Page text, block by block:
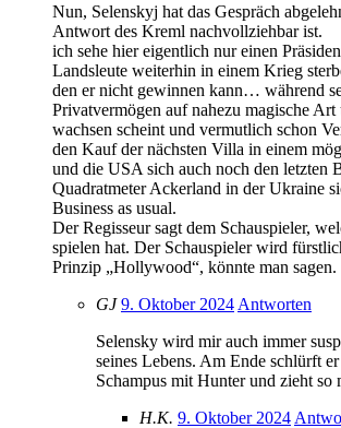
Nun, Selenskyj hat das Gespräch
Antwort des Kreml nachvollziehbar ist.
ich sehe hier eigentlich nur einen
Landsleute weiterhin in einem Krieg
den er nicht gewinnen kann… während
Privatvermögen auf nahezu magische Art
wachsen scheint und vermutlich schon
den Kauf der nächsten Villa in einem
und die USA sich auch noch den letzten
Quadratmeter Ackerland in der Ukraine
Business as usual.
Der Regisseur sagt dem Schauspieler,
spielen hat. Der Schauspieler wird
Prinzip „Hollywood“, könnte man sagen.
GJ 9. Oktober 2024 Antworten
Selensky wird mir auch immer
seines Lebens. Am Ende schlürft
Schampus mit Hunter und zieht
H.K. 9. Oktober 2024